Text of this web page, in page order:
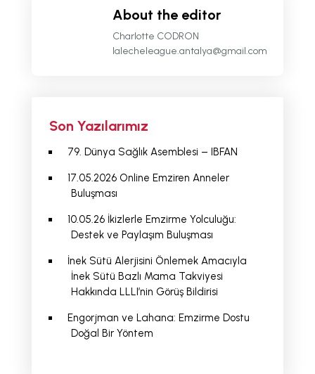
About the editor
Charlotte CODRON
lalecheleague.antalya@gmail.com
Son Yazılarımız
79. Dünya Sağlık Asemblesi – IBFAN
17.05.2026 Online Emziren Anneler
Buluşması
10.05.26 İkizlerle Emzirme Yolculuğu:
Destek ve Paylaşım Buluşması
İnek Sütü Alerjisini Önlemek Amacıyla
İnek Sütü Bazlı Mama Takviyesi
Hakkında LLLI’nin Görüş Bildirisi
Engorjman ve Lahana: Emzirme Dostu
Doğal Bir Yöntem